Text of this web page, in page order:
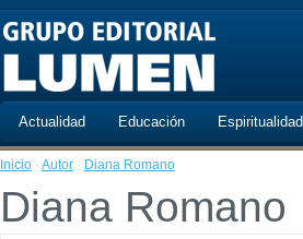
Actualidad Educación Espiritualidad
Inicio · Autor · Diana Romano
Diana Romano